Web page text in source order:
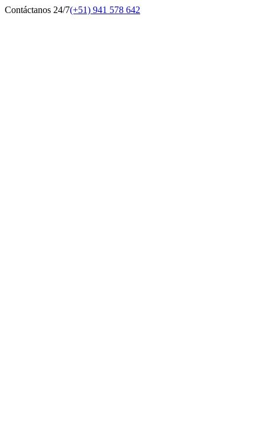
Contáctanos 24/7(+51) 941 578 642